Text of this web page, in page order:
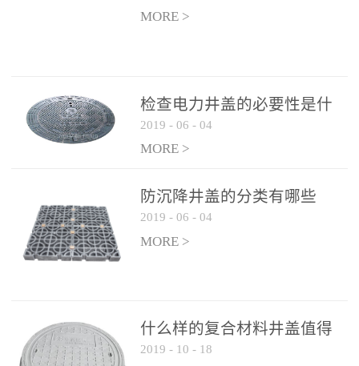
MORE >
检查电力井盖的必要性是什
么？
2019 - 06 - 04
MORE >
防沉降井盖的分类有哪些
2019 - 06 - 04
MORE >
什么样的复合材料井盖值得
选择和使用
2019 - 10 - 18